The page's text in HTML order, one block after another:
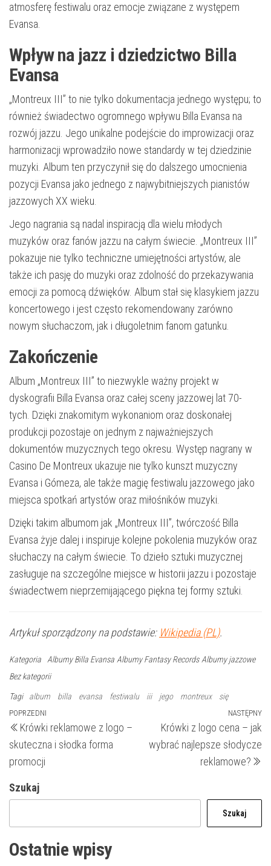
atmosferę festiwalu oraz emocje związane z występem
Evansa.
Wpływ na jazz i dziedzictwo Billa
Evansa
„Montreux III” to nie tylko dokumentacja jednego występu; to
również świadectwo ogromnego wpływu Billa Evansa na
rozwój jazzu. Jego unikalne podejście do improwizacji oraz
harmonizacji wprowadziło nowe standardy w tej dziedzinie
muzyki. Album ten przyczynił się do dalszego umocnienia
pozycji Evansa jako jednego z najwybitniejszych pianistów
jazzowych XX wieku.
Jego nagrania są nadal inspiracją dla wielu młodych
muzyków oraz fanów jazzu na całym świecie. „Montreux III”
pokazuje nie tylko techniczne umiejętności artystów, ale
także ich pasję do muzyki oraz zdolność do przekazywania
emocji za pomocą dźwięków. Album stał się klasykiem jazzu
koncertowego i jest często rekomendowany zarówno
nowym słuchaczom, jak i długoletnim fanom gatunku.
Zakończenie
Album „Montreux III” to niezwykle ważny projekt w
dyskografii Billa Evansa oraz całej sceny jazzowej lat 70-
tych. Dzięki znakomitym wykonaniom oraz doskonałej
produkcji pozostaje on jednym z najważniejszych
dokumentów muzycznych tego okresu. Występ nagrany w
Casino De Montreux ukazuje nie tylko kunszt muzyczny
Evansa i Gómeza, ale także magię festiwalu jazzowego jako
miejsca spotkań artystów oraz miłośników muzyki.
Dzięki takim albumom jak „Montreux III”, twórczość Billa
Evansa żyje dalej i inspiruje kolejne pokolenia muzyków oraz
słuchaczy na całym świecie. To dzieło sztuki muzycznej
zasługuje na szczególne miejsce w historii jazzu i pozostaje
świadectwem nieprzemijającego piękna tej formy sztuki.
Artykuł sporządzony na podstawie: Wikipedia (PL).
Kategoria Albumy Billa Evansa Albumy Fantasy Records Albumy jazzowe
Bez kategorii
Tagi album billa evansa festiwalu iii jego montreux się
Nawigacja
wpisu
Poprzedni
wpis
POPRZEDNI
Krówki reklamowe z logo –
skuteczna i słodka forma
promocji
NASTĘPNY
Krówki z logo cena – jak
wybrać najlepsze słodycze
reklamowe?
Szukaj
Szukaj
Ostatnie wpisy